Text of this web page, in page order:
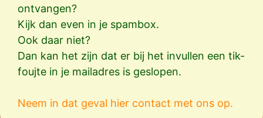
ontvangen?
Kijk dan even in je spambox.
Ook daar niet?
Dan kan het zijn dat er bij het invullen een tik-
foujte in je mailadres is geslopen.
Neem in dat geval hier contact met ons op.